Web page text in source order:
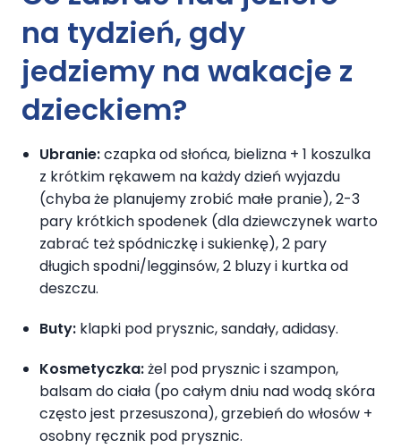
na tydzień, gdy
jedziemy na wakacje z
dzieckiem?
Ubranie:czapka od słońca, bielizna + 1 koszulka
z krótkim rękawem na każdy dzień wyjazdu
(chyba że planujemy zrobić małe pranie), 2-3
pary krótkich spodenek (dla dziewczynek warto
zabrać też spódniczkę i sukienkę), 2 pary
długich spodni/legginsów, 2 bluzy i kurtka od
deszczu.
Buty: klapki pod prysznic, sandały, adidasy.
Kosmetyczka:żel pod prysznic i szampon,
balsam do ciała (po całym dniu nad wodą skóra
często jest przesuszona), grzebień do włosów +
osobny ręcznik pod prysznic.